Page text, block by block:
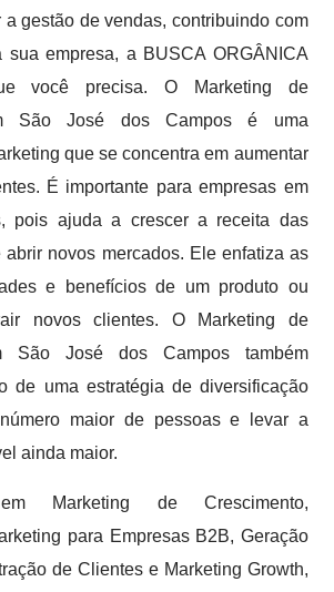
a gestão de vendas, contribuindo com
sua empresa, a BUSCA ORGÂNICA
você precisa. O Marketing de
São José dos Campos é uma
que se concentra em aumentar
É importante para empresas em
pois ajuda a crescer a receita das
abrir novos mercados. Ele enfatiza as
e benefícios de um produto ou
novos clientes. O Marketing de
São José dos Campos também
de uma estratégia de diversificação
maior de pessoas e levar a
ainda maior.
em Marketing de Crescimento,
para Empresas B2B, Geração
de Clientes e Marketing Growth,